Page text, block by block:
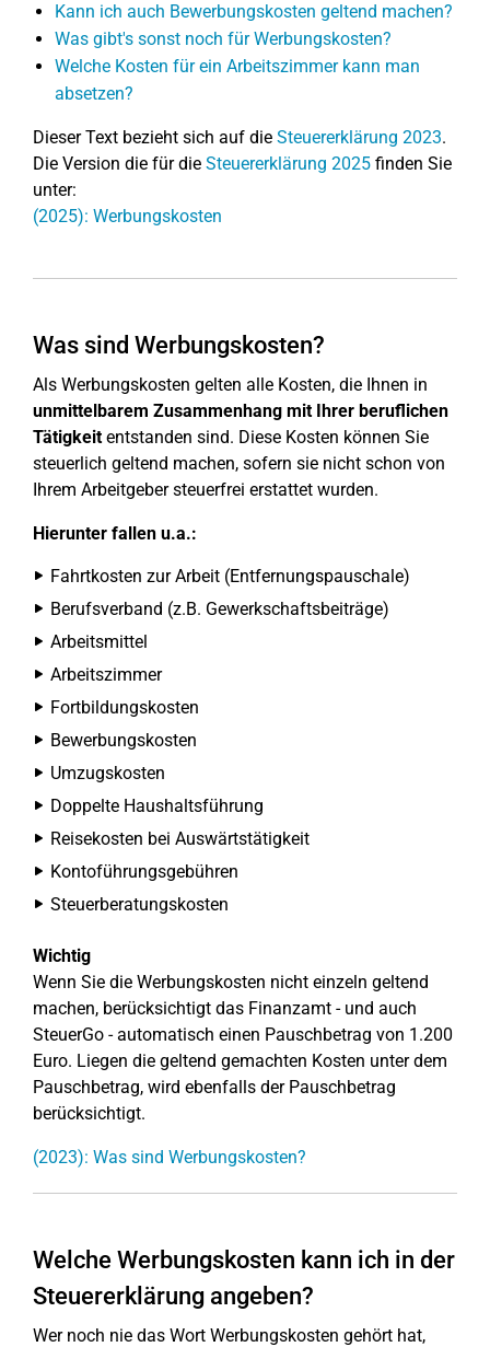
Kann ich auch Bewerbungskosten geltend machen?
Was gibt's sonst noch für Werbungskosten?
Welche Kosten für ein Arbeitszimmer kann man
absetzen?
Dieser Text bezieht sich auf die Steuererklärung 2023.
Die Version die für die Steuererklärung 2025 finden Sie
unter:
(2025): Werbungskosten
Was sind Werbungskosten?
Als Werbungskosten gelten alle Kosten, die Ihnen in
unmittelbarem Zusammenhang mit Ihrer beruflichen
Tätigkeitentstanden sind. Diese Kosten können Sie
steuerlich geltend machen, sofern sie nicht schon von
Ihrem Arbeitgeber steuerfrei erstattet wurden.
Hierunter fallen u.a.:
Fahrtkosten zur Arbeit (Entfernungspauschale)
Berufsverband (z.B. Gewerkschaftsbeiträge)
Arbeitsmittel
Arbeitszimmer
Fortbildungskosten
Bewerbungskosten
Umzugskosten
Doppelte Haushaltsführung
Reisekosten bei Auswärtstätigkeit
Kontoführungsgebühren
Steuerberatungskosten
Wichtig
Wenn Sie die Werbungskosten nicht einzeln geltend
machen, berücksichtigt das Finanzamt - und auch
SteuerGo - automatisch einen Pauschbetrag von 1.200
Euro. Liegen die geltend gemachten Kosten unter dem
Pauschbetrag, wird ebenfalls der Pauschbetrag
berücksichtigt.
(2023): Was sind Werbungskosten?
Welche Werbungskosten kann ich in der
Steuererklärung angeben?
Wer noch nie das Wort Werbungskosten gehört hat,